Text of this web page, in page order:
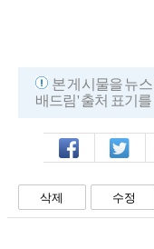
본 게시물을 뉴
배드림' 출처 표기
페북 트윗
삭제 수정